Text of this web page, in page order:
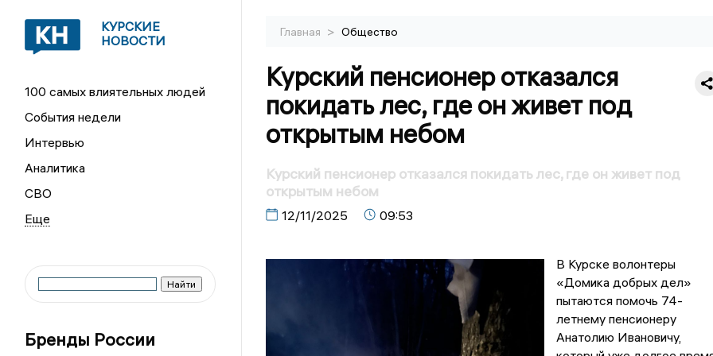
КУРСКИЕ
НОВОСТИ
100 самых влиятельных людей
События недели
Интервью
Аналитика
СВО
Бренды России
Главная > Общество
Курский пенсионер отказался
покидать лес, где он живет под
открытым небом
Курский пенсионер отказался покидать лес, где он живет под
открытым небом
12/11/2025 09:53
В Курске волонтеры
«Домика добрых дел»
пытаются помочь 74-
летнему пенсионеру
Анатолию Ивановичу,